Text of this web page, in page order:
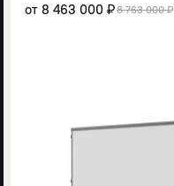
от 8 463 000 ₽8 763 000 ₽